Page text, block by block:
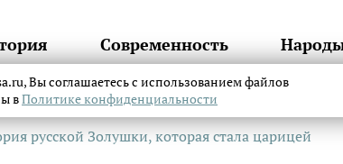
Современность
русской Золушки, которая стала царицей
Вы соглашаетесь с использованием файлов
вПолитике конфиденциальности